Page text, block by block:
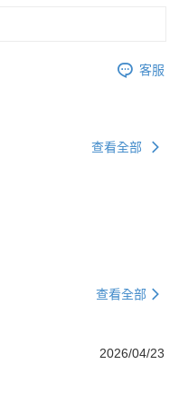
客服
查看全部
查看全部
2026/04/23